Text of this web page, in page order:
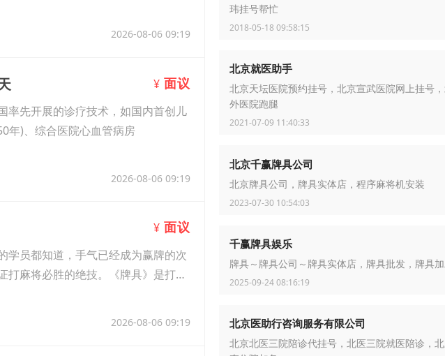
2026-08-06 09:19
¥ 面议
率先开展的诊疗技术，如国内首创儿
年)、综合医院心血管病房
2026-08-06 09:19
¥ 面议
学员都知道，手气已经成为赢牌的次
麻将必胜的绝技。《牌具》是打牌
2026-08-06 09:19
玮挂号帮忙
2018-05-18 09:58:15
北京就医助手
北京天坛医院预约挂号，北京宣武医院网上挂号
外医院跑腿
2021-07-09 11:40:33
北京千赢牌具公司
北京牌具公司，牌具实体店，程序麻将机安装
2023-07-30 10:54:03
千赢牌具娱乐
牌具～牌具公司～牌具实体店，牌具批发，牌具
2025-09-24 08:16:19
北京医助行咨询服务有限公司
北京北医三院陪诊代挂号，北医三院就医陪诊，